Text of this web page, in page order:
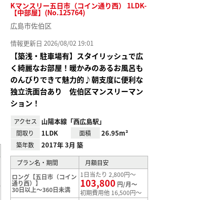
Kマンスリー五日市（コイン通り西） 1LDK-
【中部屋】(No.125764)
広島市佐伯区
情報更新日 2026/08/02 19:01
【築浅・駐車場有】スタイリッシュで広
く綺麗なお部屋！暖かみのあるお風呂も
のんびりできて魅力的♪朝支度に便利な
独立洗面台あり 佐伯区マンスリーマン
ション！
アクセス 山陽本線「西広島駅」
間取り 1LDK 面積 26.95m²
築年数 2017年 3月 築
プラン名・期間
月額目安
ロング【五日市（コイン
通り西）】
30日以上～360日未満
1日当たり 2,800円～
103,800 円/月～
初期費用他 16,500円～